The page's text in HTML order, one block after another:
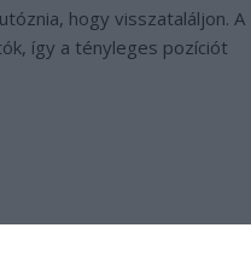
hogy visszataláljon. A
így a tényleges pozíciót